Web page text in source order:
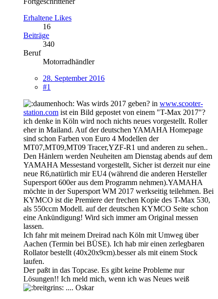
Erhaltene Likes
16
Beiträge
340
Beruf
Motorradhändler
28. September 2016
#1
Was wirds 2017 geben? in www.scooter-
station.com ist ein Bild gepostet von einem "T-Max 2017"?
ich denke in Köln wird noch nichts neues vorgestellt. Roller
eher in Mailand. Auf der deutschen YAMAHA Homepage
sind schon Farben von Euro 4 Modellen der
MT07,MT09,MT09 Tracer,YZF-R1 und anderen zu sehen..
Den Hänlern werden Neuheiten am Dienstag abends auf dem
YAMAHA Messestand vorgestellt, Sicher ist derzeit nur eine
neue R6,natürlich mir EU4 (während die anderen Hersteller
Supersport 600er aus dem Programm nehmen).YAMAHA
möchte in der Supersport WM 2017 werkseitig teilehmen. Bei
KYMCO ist die Premiere der frechen Kopie des T-Max 530,
als 550ccm Modell. auf der deutschen KYMCO Seite schon
eine Ankündigung! Wird sich immer am Original messen
lassen.
Ich fahr mit meinem Dreirad nach Köln mit Umweg über
Aachen (Termin bei BÜSE). Ich hab mir einen zerlegbaren
Rollator bestellt (40x20x9cm).besser als mit einem Stock
laufen.
Der paßt in das Topcase. Es gibt keine Probleme nur
Lösungen!! Ich meld mich, wenn ich was Neues weiß
.... Oskar